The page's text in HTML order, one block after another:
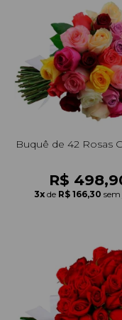
Buquê de 42 Rosas
R$
3x de R$ 166,30